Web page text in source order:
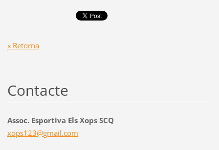
« Retorna
Contacte
Assoc. Esportiva Els Xops SCQ
xops123@gmail.com